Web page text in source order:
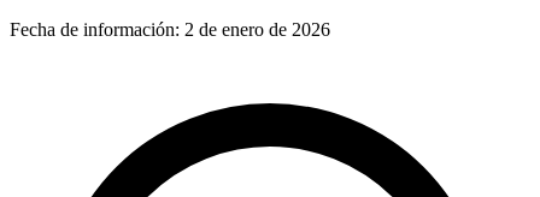
Fecha de información: 2 de enero de 2026